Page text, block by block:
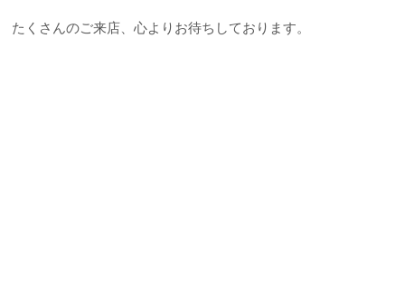
たくさんのご来店、心よりお待ちしております。